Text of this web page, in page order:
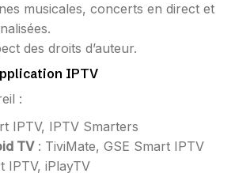
musicales, concerts en direct et
des droits d’auteur.
IPTV
:
IPTV, IPTV Smarters
TV: TiviMate, GSE Smart IPTV
IPTV, iPlayTV